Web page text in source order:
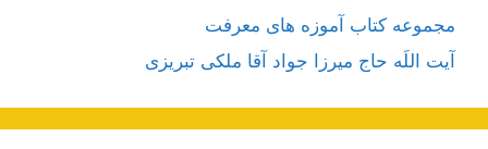
مجموعه کتاب آموزه های معرفت
آیت اللَه حاج میرزا جواد آقا ملکی تبریزی